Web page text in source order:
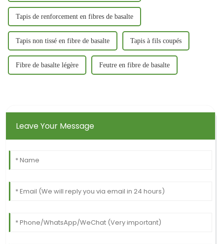
Tapis de renforcement en fibres de basalte
Tapis non tissé en fibre de basalte Tapis à fils coupés
Fibre de basalte légère Feutre en fibre de basalte
Leave Your Message